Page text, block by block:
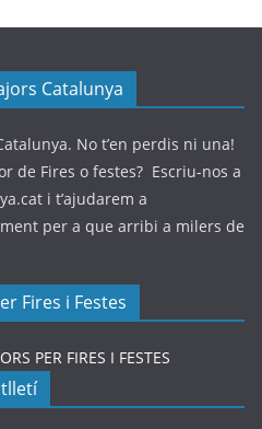
Catalunya
No t’en perdis ni una!
de Fires o festes? Escriu-nos a
i t’ajudarem a
per a que arribi a milers de
Fires i Festes